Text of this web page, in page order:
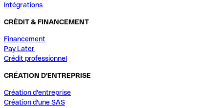
Intégrations
CRÈDIT & FINANCEMENT
Financement
Pay Later
Crédit professionnel
CRÉATION D'ENTREPRISE
Création d'entreprise
Création d'une SAS